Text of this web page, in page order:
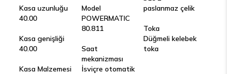
Kasa uzunluğu
40.00
Kasa genişliği
40.00
Kasa Malzemesi
Model
POWERMATIC
80.811
Saat
mekanizması
İsviçre otomatik
paslanmaz çelik
Toka
Düğmeli kelebek
toka